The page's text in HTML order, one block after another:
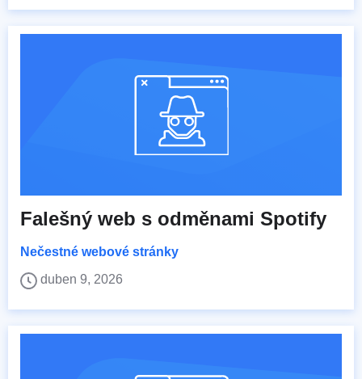
Falešný web s odměnami Spotify
Nečestné webové stránky
duben 9, 2026